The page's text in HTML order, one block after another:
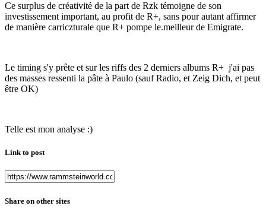
Ce surplus de créativité de la part de Rzk témoigne de son
investissement important, au profit de R+, sans pour autant affirmer
de manière carriczturale que R+ pompe le.meilleur de Emigrate.
Le timing s'y prête et sur les riffs des 2 derniers albums R+ j'ai pas
des masses ressenti la pâte à Paulo (sauf Radio, et Zeig Dich, et peut
être OK)
Telle est mon analyse :)
Link to post
Share on other sites